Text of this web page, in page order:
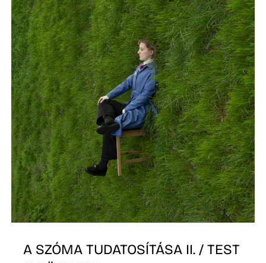
A SZÓMA TUDATOSÍTÁSA II. / TEST